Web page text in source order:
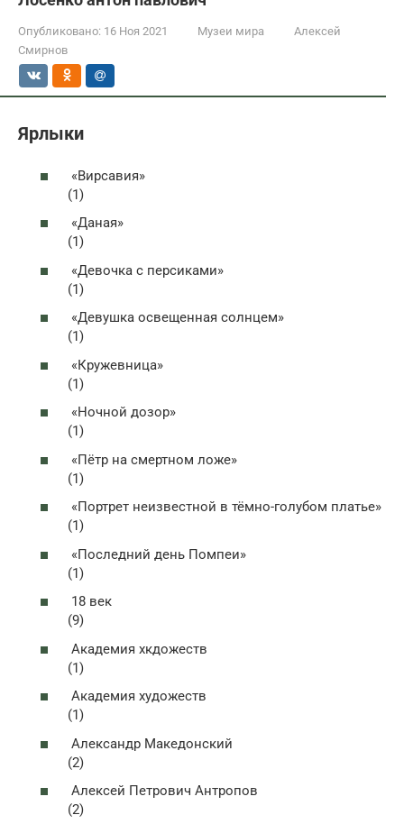
Опубликовано: 16 Ноя 2021 Музеи мира
Алексей
Смирнов
Ярлыки
«Вирсавия»
(1)
«Даная»
(1)
«Девочка с персиками»
(1)
«Девушка освещенная солнцем»
(1)
«Кружевница»
(1)
«Ночной дозор»
(1)
«Пётр на смертном ложе»
(1)
«Портрет неизвестной в тёмно-голубом платье»
(1)
«Последний день Помпеи»
(1)
18 век
(9)
Академия хкдожеств
(1)
Академия художеств
(1)
Александр Македонский
(2)
Алексей Петрович Антропов
(2)